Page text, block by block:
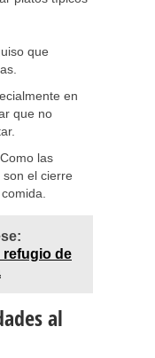
que
en
que no
Como las
son el cierre
refugio de
al